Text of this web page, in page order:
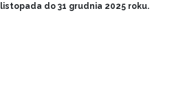
listopada do 31 grudnia 2025 roku.